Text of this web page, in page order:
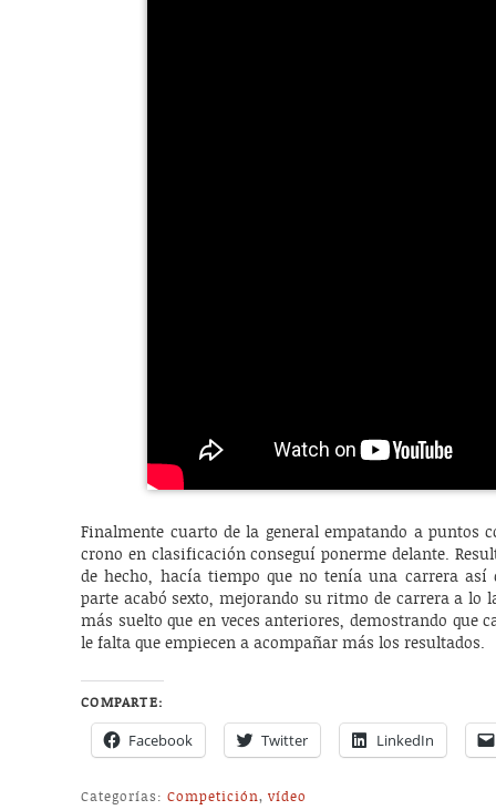
Finalmente cuarto de la general empatando a puntos
crono en clasificación conseguí ponerme delante.
de hecho, hacía tiempo que no tenía una carrera
parte acabó sexto, mejorando su ritmo de carrera a lo
más suelto que en veces anteriores, demostrando que
le falta que empiecen a acompañar más los resultados.
COMPARTE:
Facebook Twitter LinkedIn
Categorías: Competición,vídeo